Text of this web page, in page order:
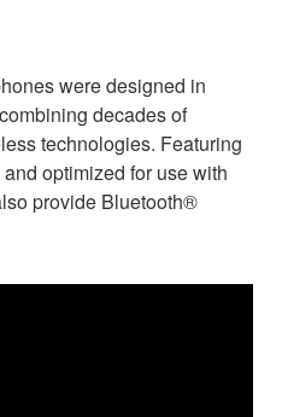
were designed in
decades of
technologies. Featuring
optimized for use with
provide Bluetooth®